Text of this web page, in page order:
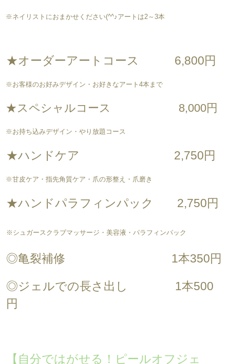
※ネイリストにおまかせください(^^♪アートは2～3本
★オーダーアートコース 6,800円
※お客様のお好みデザイン・お好きなアート4本まで
★スペシャルコース 8,000円
※お持ち込みデザイン・やり放題コース
★ハンドケア 2,750円
※甘皮ケア・指先角質ケア・爪の形整え・爪磨き
★ハンドパラフィンパック 2,750円
※シュガースクラブマッサージ・美容液・パラフィンパック
◎亀裂補修 1本350円
◎ジェルでの長さ出し 1本500
円
【自分ではがせる！ピールオフジェ